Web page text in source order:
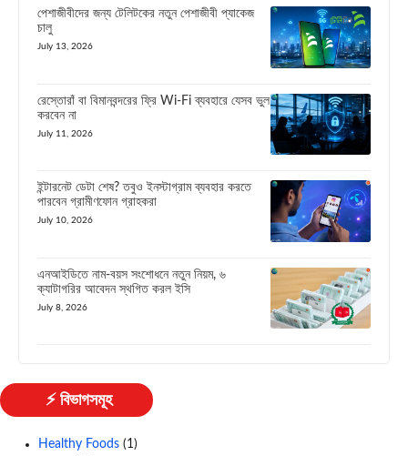
পেশাজীবীদের জন্য টেলিটকের নতুন পেশাজীবী প্যাকেজ
চালু
July 13, 2026
রেস্তোরাঁ বা বিমানবন্দরের ফ্রি Wi-Fi ব্যবহারে যেসব ভুল
করবেন না
July 11, 2026
ইন্টারনেট ডেটা শেষ? তবুও ইনস্টাগ্রাম ব্যবহার করতে
পারবেন গ্রামীণফোন গ্রাহকরা
July 10, 2026
এনআইডিতে নাম-বয়স সংশোধনে নতুন নিয়ম, ৬
ক্যাটাগরির আবেদন স্থগিত করল ইসি
July 8, 2026
⚡ বিভাগসমূহ
Healthy Foods (1)